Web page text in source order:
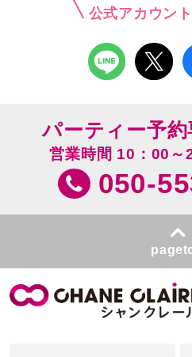
公式アカウン
パーティー予
営業時間 10：00～
050-